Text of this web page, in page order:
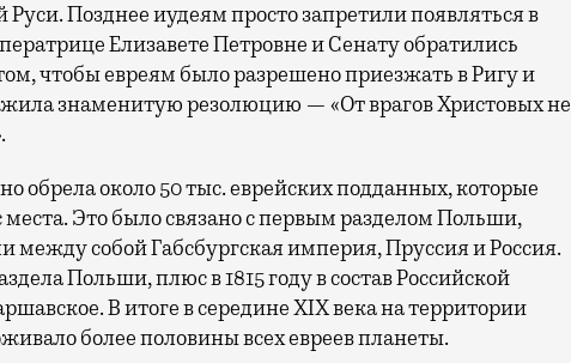
Позднее иудеям просто запретили появляться в
Елизавете Петровне и Сенату обратились
чтобы евреям было разрешено приезжать в Ригу и
знаменитую резолюцию — «От врагов Христовых не
обрела около 50 тыс. еврейских подданных, которые
места. Это было связано с первым разделом Польши,
между собой Габсбургская империя, Пруссия и Россия.
Польши, плюс в 1815 году в состав Российской
В итоге в середине XIX века на территории
более половины всех евреев планеты.